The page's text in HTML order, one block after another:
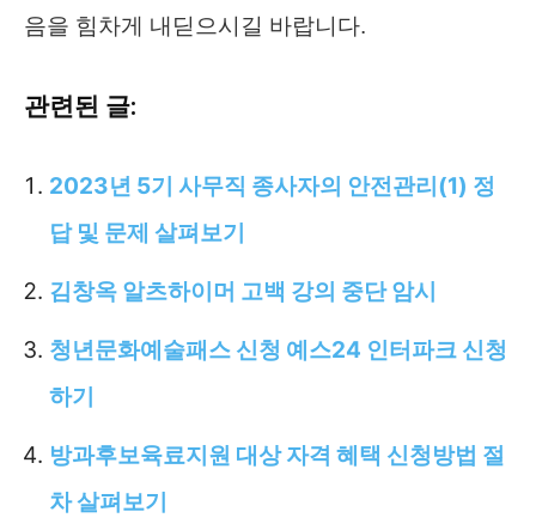
음을 힘차게 내딛으시길 바랍니다.
관련된 글:
2023년 5기 사무직 종사자의 안전관리(1) 정
답 및 문제 살펴보기
김창옥 알츠하이머 고백 강의 중단 암시
청년문화예술패스 신청 예스24 인터파크 신청
하기
방과후보육료지원 대상 자격 혜택 신청방법 절
차 살펴보기